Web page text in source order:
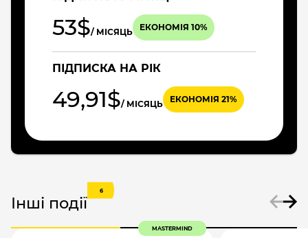
53$/ МІСЯЦЬ ЕКОНОМІЯ 10%
ПІДПИСКА НА РІК
49,91$/ МІСЯЦЬ ЕКОНОМІЯ 21%
Інші події
6
MASTERMIND